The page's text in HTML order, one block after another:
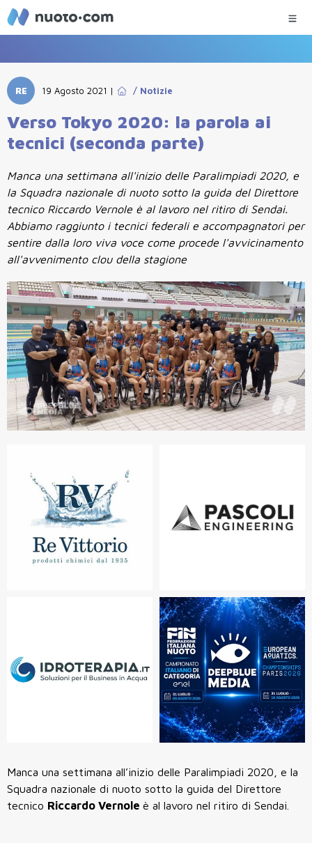
RE 19 Agosto 2021 | / Notizie
Verso Tokyo 2020: la parola ai
tecnici (seconda parte)
Manca una settimana all'inizio delle Paralimpiadi 2020, e
la Squadra nazionale di nuoto sotto la guida del Direttore
tecnico Riccardo Vernole è al lavoro nel ritiro di Sendai.
Abbiamo raggiunto i tecnici federali e accompagnatori per
sentire dalla loro viva voce come procede l'avvicinamento
all'avvenimento clou della stagione
Manca una settimana all’inizio delle Paralimpiadi 2020, e la
Squadra nazionale di nuoto sotto la guida del Direttore
tecnico Riccardo Vernole è al lavoro nel ritiro di Sendai.